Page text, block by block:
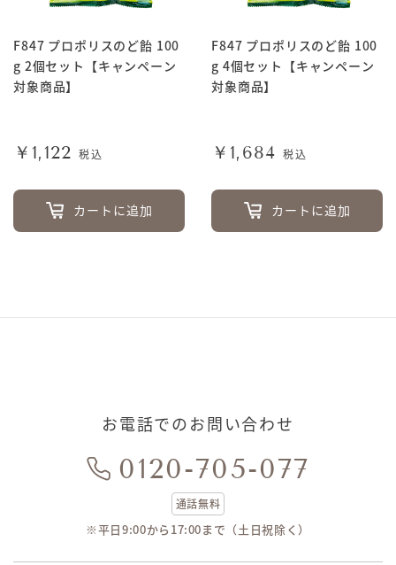
F847 プロポリスのど飴 100
g 2個セット【キャンペーン
対象商品】
￥1,122税込
カートに追加
F847 プロポリスのど飴 100
g 4個セット【キャンペーン
対象商品】
￥1,684税込
カートに追加
お電話でのお問い合わせ
0120-705-077
通話無料
※平日9:00から17:00まで（土日祝除く）